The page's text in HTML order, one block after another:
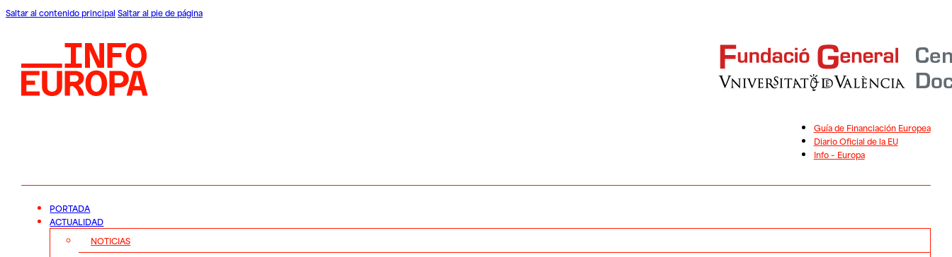
Saltar al contenido principal Saltar al pie de página
Guía de Financiación Europea
Diario Oficial de la EU
Info – Europa
PORTADA
ACTUALIDAD
NOTICIAS